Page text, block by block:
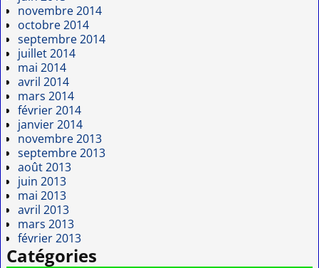
novembre 2014
octobre 2014
septembre 2014
juillet 2014
mai 2014
avril 2014
mars 2014
février 2014
janvier 2014
novembre 2013
septembre 2013
août 2013
juin 2013
mai 2013
avril 2013
mars 2013
février 2013
Catégories